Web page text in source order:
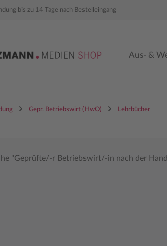
bis zu 14 Tage nach Bestelleingang
Aus- &
Gepr. Betriebswirt (HwO) Lehrbücher